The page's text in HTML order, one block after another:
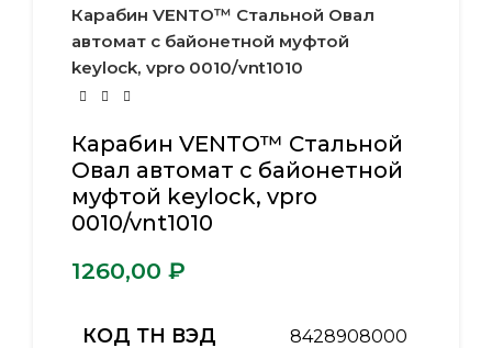
Карабин VENTO™ Стальной Овал
автомат с байонетной муфтой
keylock, vpro 0010/vnt1010
Карабин VENTO™ Стальной
Овал автомат с байонетной
муфтой keylock, vpro
0010/vnt1010
₽
КОД ТН ВЭД 8428908000